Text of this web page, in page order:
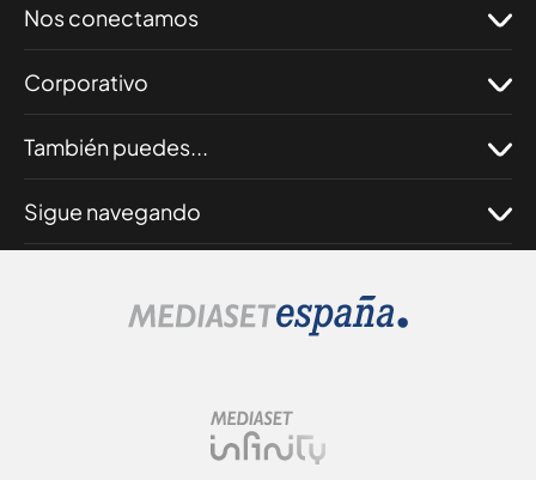
Nos conectamos
Corporativo
También puedes...
Sigue navegando